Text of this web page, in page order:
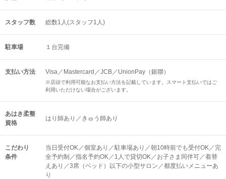
スタッフ数 総数1人(スタッフ1人)
駐車場 １台完備
支払い方法 Visa／Mastercard／JCB／UnionPay（銀聯）
※店頭で利用可能なお支払い方法を記載しています。スマート支払いではご
利用いただけない場合がございます。
あはき柔整
資格
はり師あり／きゅう師あり
こだわり
条件
当日受付OK／個室あり／駐車場あり／朝10時前でも受付OK／完
全予約制／指名予約OK／1人で貸切OK／お子さま同伴可／着替
えあり／3席（ベッド）以下の小型サロン／都度払いメニューあ
り